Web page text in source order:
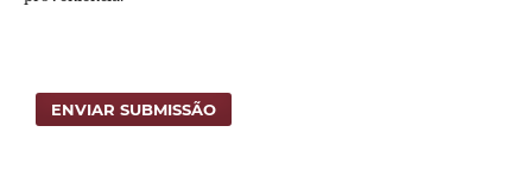
ENVIAR SUBMISSÃO